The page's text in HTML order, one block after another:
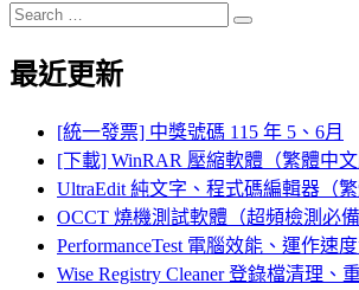
Search
for:
Search
最近更新
[統一發票] 中獎號碼 115 年 5、6月
[下載] WinRAR 壓縮軟體（繁體中文
UltraEdit 純文字、程式碼編輯器（繁
OCCT 燒機測試軟體（超頻檢測必備
PerformanceTest 電腦效能、運作速
Wise Registry Cleaner 登錄檔清理、